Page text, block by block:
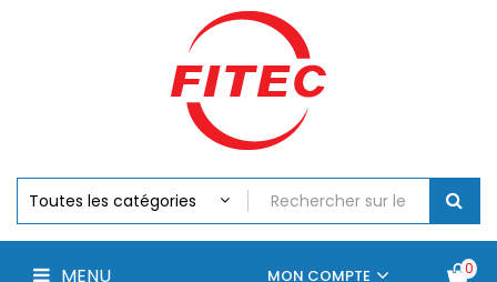
MENU 0
MON COMPTE
Chargeurs
Accus
Perceuse,
Visseuse
Batteries